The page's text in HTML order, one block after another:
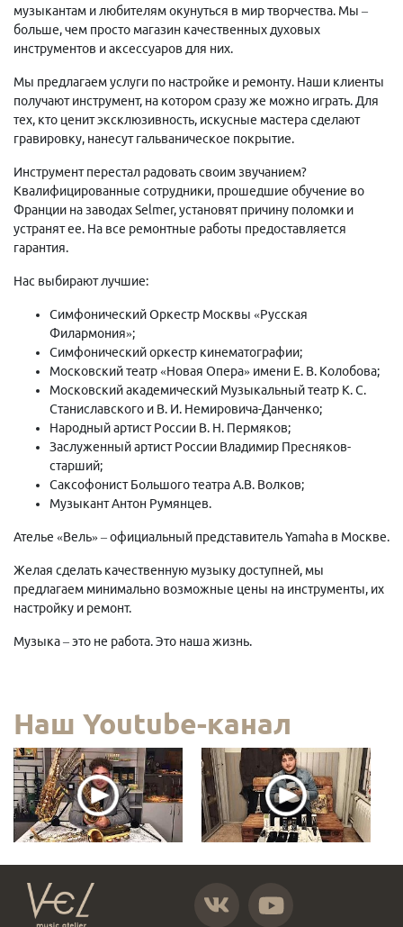
музыкантам и любителям окунуться в мир творчества. Мы –
больше, чем просто магазин качественных духовых
инструментов и аксессуаров для них.
Мы предлагаем услуги по настройке и ремонту. Наши клиенты
получают инструмент, на котором сразу же можно играть. Для
тех, кто ценит эксклюзивность, искусные мастера сделают
гравировку, нанесут гальваническое покрытие.
Инструмент перестал радовать своим звучанием?
Квалифицированные сотрудники, прошедшие обучение во
Франции на заводах Selmer, установят причину поломки и
устранят ее. На все ремонтные работы предоставляется
гарантия.
Нас выбирают лучшие:
Симфонический Оркестр Москвы «Русская
Филармония»;
Симфонический оркестр кинематографии;
Московский театр «Новая Опера» имени Е. В. Колобова;
Московский академический Музыкальный театр К. С.
Станиславского и В. И. Немировича-Данченко;
Народный артист России В. Н. Пермяков;
Заслуженный артист России Владимир Пресняков-
старший;
Саксофонист Большого театра А.В. Волков;
Музыкант Антон Румянцев.
Ателье «Вель» – официальный представитель Yamaha в Москве.
Желая сделать качественную музыку доступней, мы
предлагаем минимально возможные цены на инструменты, их
настройку и ремонт.
Музыка – это не работа. Это наша жизнь.
Наш Youtube-канал